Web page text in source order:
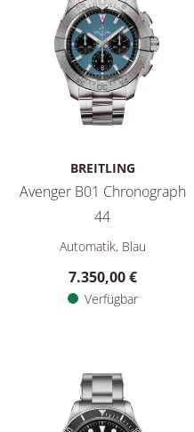
BREITLING
Avenger B01 Chronograph
44
Breitling Avenger B01
Automatik, Blau
7.350,00 €
Verfügbar